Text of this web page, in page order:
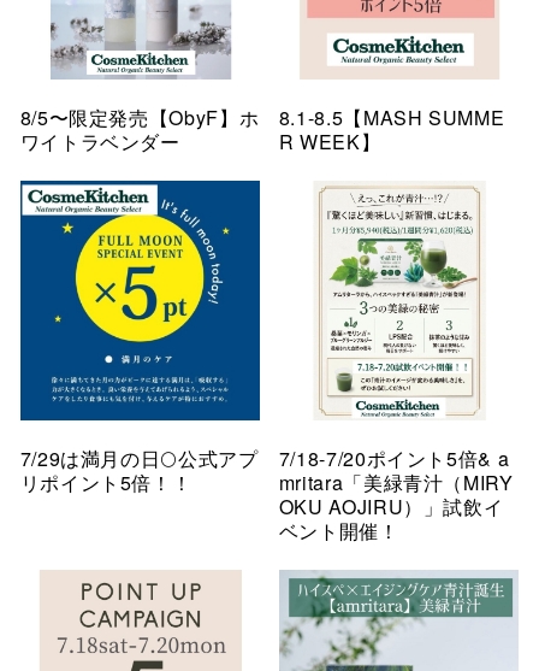
8/5〜限定発売【ObyF】ホ
ワイトラベンダー
8.1-8.5【MASH SUMME
R WEEK】
7/29は満月の日🌕公式アプ
リポイント5倍！！
7/18-7/20ポイント5倍& a
mritara「美緑青汁（MIRY
OKU AOJIRU）」試飲イ
ベント開催！